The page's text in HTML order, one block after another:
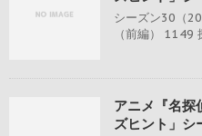
シーズン30（
（前編） 1149
アニメ『名探
ズヒント」シ